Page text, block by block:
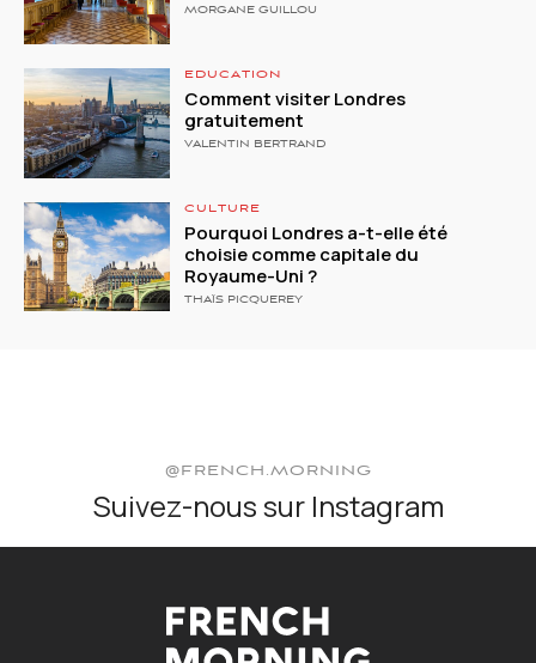
MORGANE GUILLOU
EDUCATION
Comment visiter Londres
gratuitement
VALENTIN BERTRAND
CULTURE
Pourquoi Londres a-t-elle été
choisie comme capitale du
Royaume-Uni ?
THAÏS PICQUEREY
@FRENCH.MORNING
Suivez-nous sur Instagram